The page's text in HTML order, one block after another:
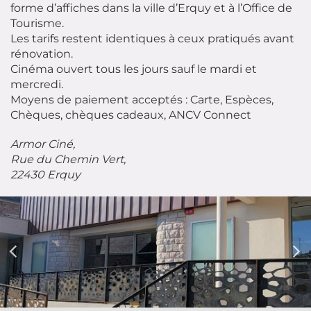
forme d’affiches dans la ville d’Erquy et à l’Office de
Tourisme.
Les tarifs restent identiques à ceux pratiqués avant
rénovation.
Cinéma ouvert tous les jours sauf le mardi et
mercredi.
Moyens de paiement acceptés : Carte, Espèces,
Chèques, chèques cadeaux, ANCV Connect
Armor Ciné,
Rue du Chemin Vert,
22430 Erquy